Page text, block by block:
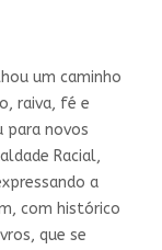
um caminho
raiva, fé e
para novos
Racial,
a
com histórico
que se